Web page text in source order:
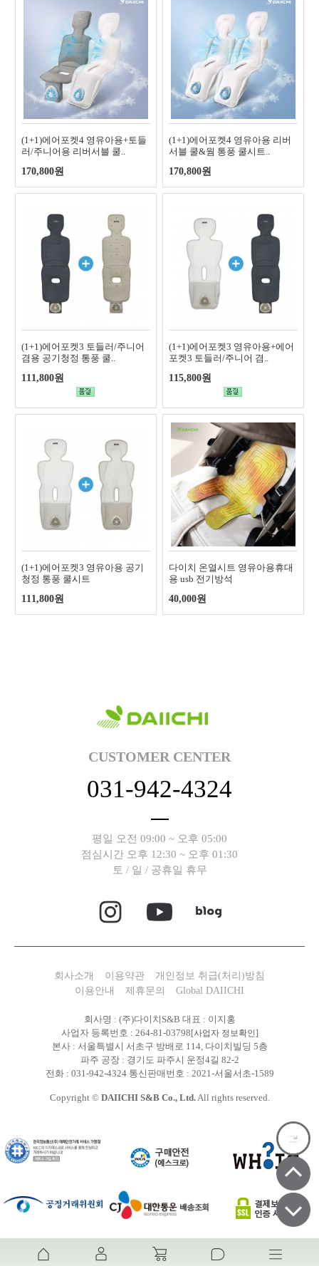
(1+1)에어포켓4 영유아용+토들
러/주니어용 리버서블 쿨..
170,800원
(1+1)에어포켓4 영유아용 리버
서블 쿨&웜 통풍 쿨시트..
170,800원
(1+1)에어포켓3 토들러/주니어
겸용 공기청정 통풍 쿨..
111,800원
(1+1)에어포켓3 영유아용+에어
포켓3 토들러/주니어 겸..
115,800원
(1+1)에어포켓3 영유아용 공기
청정 통풍 쿨시트
111,800원
다이치 온열시트 영유아용휴대
용 usb 전기방석
40,000원
CUSTOMER CENTER
031-942-4324
평일 오전 09:00 ~ 오후 05:00
점심시간 오후 12:30 ~ 오후 01:30
토 / 일 / 공휴일 휴무
회사소개 이용약관
개인정보 취급(처리)방침
이용안내
제휴문의 Global DAIICHI
회사명 : (주)다이치S&B 대표 : 이지홍
사업자 등록번호 : 264-81-03798 [사업자 정보확인]
본사 : 서울특별시 서초구 방배로 114, 다이치빌딩 5층
파주 공장 : 경기도 파주시 운정4길 82-2
전화 : 031-942-4324 통신판매번호 : 2021-서울서초-1589
Copyright © DAIICHI S&B Co., Ltd.All rights reserved.